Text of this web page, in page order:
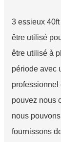
3 essieux
être utilisé
être utilisé à
période avec
professionnel
pouvez nous
nous
fournissons